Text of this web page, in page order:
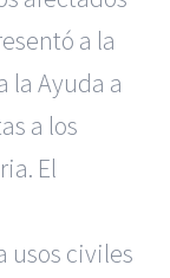
a la
la Ayuda a
a los
El
usos civiles